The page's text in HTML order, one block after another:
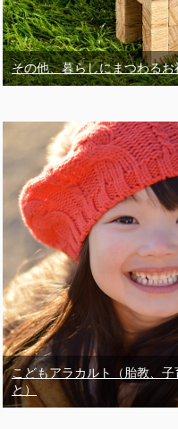
その他、暮らしにまつわるお
こどもアラカルト（胎教、
と）